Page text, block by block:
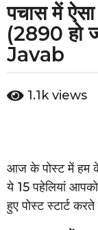
y
e
a
r
a
y
a
पचास में
(2890 हो
Javab
y
1.1k views
आज के पोस्ट में हम
ये 15 पहेलियां
हुए पोस्ट स्टार्ट